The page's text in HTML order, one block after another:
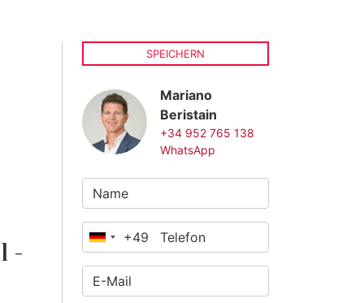
-
SPEICHERN
Mariano
Beristain
+34 952 765 138
WhatsApp
Deutschland
+49
+49